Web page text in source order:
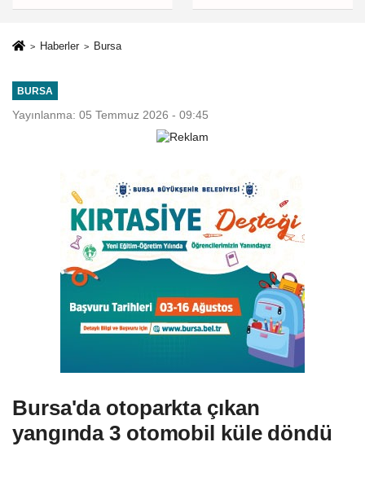
Nabzını Sahada
Haberler Bursa
BURSA
Yayınlanma: 05 Temmuz 2026 - 09:45
Bursa'da otoparkta çıkan
yangında 3 otomobil küle döndü